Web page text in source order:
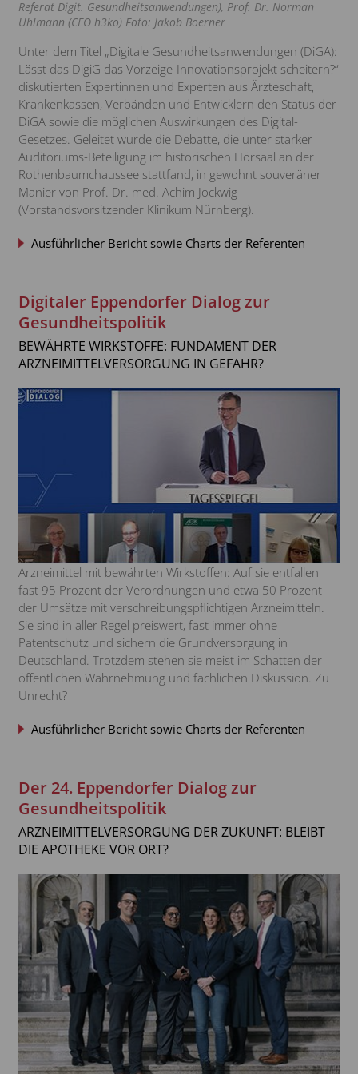
Verdopplung der Krankheitskosten
Wie steht es um Medizinprodukte?
Erwartungen an das Gesundheitswesen
Referat Digit. Gesundheitsanwendungen), Prof. Dr. Norman
Uhlmann (CEO h3ko) Foto: Jakob Boerner
Unter dem Titel „Digitale Gesundheitsanwendungen (DiGA):
Lässt das DigiG das Vorzeige-Innovationsprojekt scheitern?“
diskutierten Expertinnen und Experten aus Ärzteschaft,
Krankenkassen, Verbänden und Entwicklern den Status der
DiGA sowie die möglichen Auswirkungen des Digital-
Gesetzes. Geleitet wurde die Debatte, die unter starker
Auditoriums-Beteiligung im historischen Hörsaal an der
Rothenbaumchaussee stattfand, in gewohnt souveräner
Manier von Prof. Dr. med. Achim Jockwig
(Vorstandsvorsitzender Klinikum Nürnberg).
Ausführlicher Bericht sowie Charts der Referenten
Digitaler Eppendorfer Dialog zur
Gesundheitspolitik
BEWÄHRTE WIRKSTOFFE: FUNDAMENT DER
ARZNEIMITTELVERSORGUNG IN GEFAHR?
Arzneimittel mit bewährten Wirkstoffen: Auf sie entfallen
fast 95 Prozent der Verordnungen und etwa 50 Prozent
der Umsätze mit verschreibungspflichtigen Arzneimitteln.
Sie sind in aller Regel preiswert, fast immer ohne
Patentschutz und sichern die Grundversorgung in
Deutschland. Trotzdem stehen sie meist im Schatten der
öffentlichen Wahrnehmung und fachlichen Diskussion. Zu
Unrecht?
Ausführlicher Bericht sowie Charts der Referenten
Der 24. Eppendorfer Dialog zur
Gesundheitspolitik
ARZNEIMITTELVERSORGUNG DER ZUKUNFT: BLEIBT
DIE APOTHEKE VOR ORT?